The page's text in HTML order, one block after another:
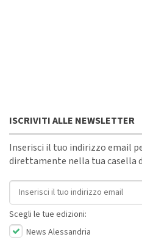
ISCRIVITI ALLE NEWSLETTER
Inserisci il tuo indirizzo email
direttamente nella tua casella
Indirizzo email
Scegli le tue edizioni:
News Alessandria